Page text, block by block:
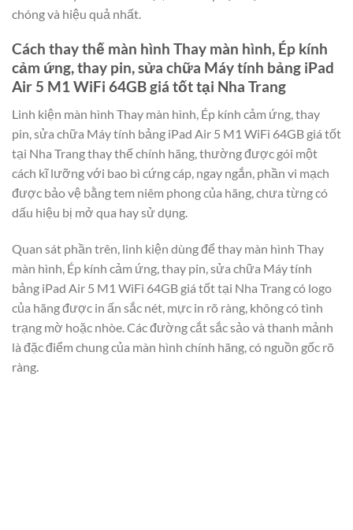
chóng và hiệu quả nhất.
Cách thay thế màn hình Thay màn hình, Ép kính
cảm ứng, thay pin, sửa chữa Máy tính bảng iPad
Air 5 M1 WiFi 64GB giá tốt tại Nha Trang
Linh kiện màn hình Thay màn hình, Ép kính cảm ứng, thay
pin, sửa chữa Máy tính bảng iPad Air 5 M1 WiFi 64GB giá tốt
tại Nha Trang thay thế chính hãng, thường được gói một
cách kĩ lưỡng với bao bì cứng cáp, ngay ngắn, phần vi mạch
được bảo vệ bằng tem niêm phong của hãng, chưa từng có
dấu hiệu bị mở qua hay sử dụng.
Quan sát phần trên, linh kiện dùng để thay màn hình Thay
màn hình, Ép kính cảm ứng, thay pin, sửa chữa Máy tính
bảng iPad Air 5 M1 WiFi 64GB giá tốt tại Nha Trang có logo
của hãng được in ấn sắc nét, mực in rõ ràng, không có tình
trạng mờ hoặc nhòe. Các đường cắt sắc sảo và thanh mảnh
là đặc điểm chung của màn hình chính hãng, có nguồn gốc rõ
ràng.